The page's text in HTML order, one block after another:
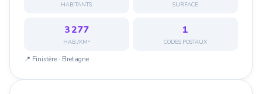
HABITANTS SURFACE
3 277
HAB./KM²
1
CODES POSTAUX
📍 Finistère · Bretagne